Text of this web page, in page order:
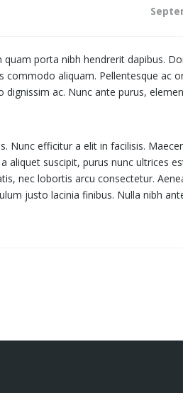
porta nibh hendrerit dapibus.
commodo aliquam. Pellentesque ac
ac. Nunc ante purus,
Nunc efficitur a elit in facilisis.
aliquet suscipit, purus nunc ultrices
nec lobortis arcu consectetur.
justo lacinia finibus. Nulla nibh